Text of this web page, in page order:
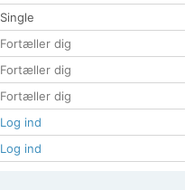
Single
Fortæller dig
Fortæller dig
Fortæller dig
Log ind
Log ind